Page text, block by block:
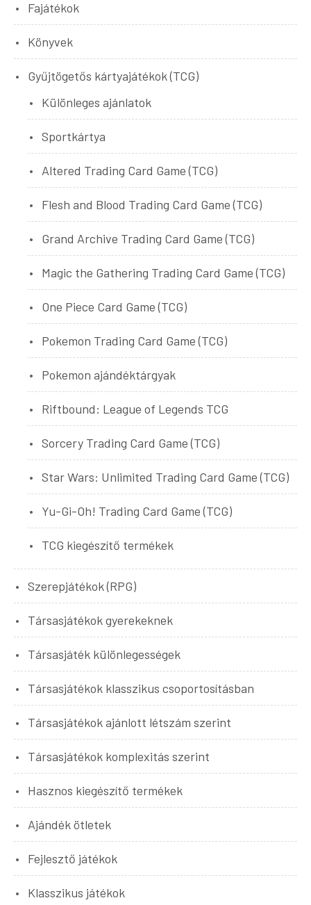
Fajátékok
Könyvek
Gyűjtögetős kártyajátékok (TCG)
Különleges ajánlatok
Sportkártya
Altered Trading Card Game (TCG)
Flesh and Blood Trading Card Game (TCG)
Grand Archive Trading Card Game (TCG)
Magic the Gathering Trading Card Game (TCG)
One Piece Card Game (TCG)
Pokemon Trading Card Game (TCG)
Pokemon ajándéktárgyak
Riftbound: League of Legends TCG
Sorcery Trading Card Game (TCG)
Star Wars: Unlimited Trading Card Game (TCG)
Yu-Gi-Oh! Trading Card Game (TCG)
TCG kiegészítő termékek
Szerepjátékok (RPG)
Társasjátékok gyerekeknek
Társasjáték különlegességek
Társasjátékok klasszikus csoportosításban
Társasjátékok ajánlott létszám szerint
Társasjátékok komplexitás szerint
Hasznos kiegészítő termékek
Ajándék ötletek
Fejlesztő játékok
Klasszikus játékok